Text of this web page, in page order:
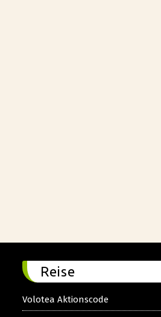
Reise
Volotea Aktionscode